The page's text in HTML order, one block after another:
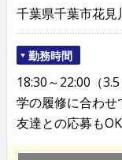
千葉県千葉市花
勤務時間
18:30～22:00（
学の履修に合わ
友達との応募も